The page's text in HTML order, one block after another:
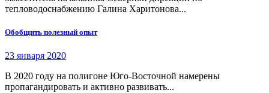
тепловодоснабжению Галина Харитонова...
Обобщить полезный опыт
23 января 2020
В 2020 году на полигоне Юго-Восточной намерены
пропагандировать и активно развивать...